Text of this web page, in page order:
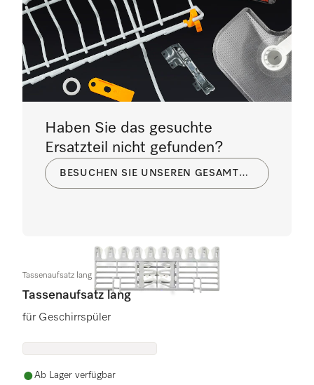
Tassenaufsatz lang
Tassenaufsatz lang
für Geschirrspüler
Ab Lager verfügbar
Haben Sie das gesuchte
Ersatzteil nicht gefunden?
BESUCHEN SIE UNSEREN GESAMTKATALOG